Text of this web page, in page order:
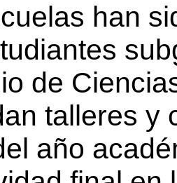
han
de
talleres y
año